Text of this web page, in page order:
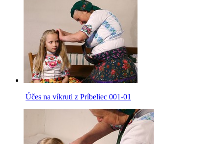
Účes na víkruti z Príbeliec 001-01